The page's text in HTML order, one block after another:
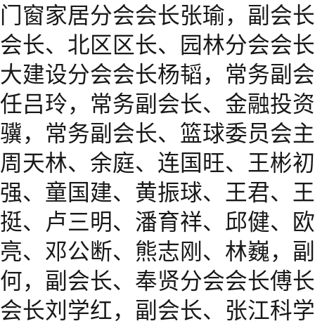
门窗家居分会会长张瑜，副会
会长、北区区长、园林分会会
大建设分会会长杨韬，常务副
任吕玲，常务副会长、金融投
骥，常务副会长、篮球委员会
周天林、余庭、连国旺、王彬
强、童国建、黄振球、王君、
挺、卢三明、潘育祥、邱健、
亮、邓公断、熊志刚、林巍，
何，副会长、奉贤分会会长傅
会长刘学红，副会长、张江科